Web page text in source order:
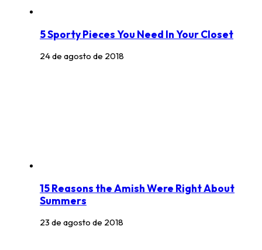
5 Sporty Pieces You Need In Your Closet
24 de agosto de 2018
15 Reasons the Amish Were Right About
Summers
23 de agosto de 2018